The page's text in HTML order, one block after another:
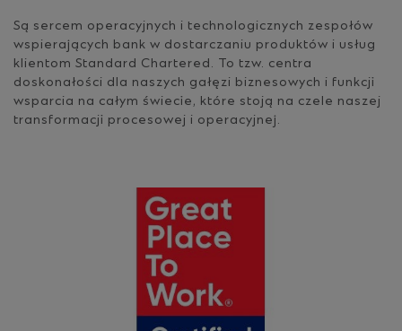
Są sercem operacyjnych i technologicznych zespołów
wspierających bank w dostarczaniu produktów i usług
klientom Standard Chartered. To tzw. centra
doskonałości dla naszych gałęzi biznesowych i funkcji
wsparcia na całym świecie, które stoją na czele naszej
transformacji procesowej i operacyjnej.